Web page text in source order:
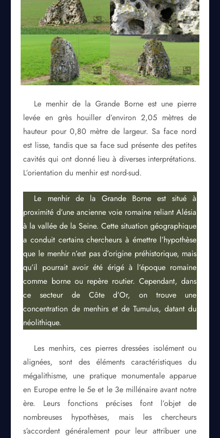
Le menhir de la Grande Borne est une pierre
levée en grès houiller d’environ 2,05 mètres de
hauteur pour 0,80 mètre de largeur. Sa face nord
est lisse, tandis que sa face sud présente des petites
cavités qui ont donné lieu à diverses interprétations.
L’orientation du menhir est nord-sud.
Le menhir de la Grande Borne est situé à
proximité d’une ancienne voie romaine reliant Alésia
à la vallée de la Seine. Cette situation géographique
a conduit certains chercheurs à émettre l’hypothèse
que le menhir n’est pas d’origine préhistorique, mais
qu’il pourrait avoir été érigé à l’époque romaine
comme borne ou repère routier. Cependant, dans
ce secteur de Côte d’Or, on trouve une
concentration de menhirs et de Tumulus, datant du
néolithique.
Les menhirs, ces pierres dressées isolément ou
alignées, sont des éléments caractéristiques du
mégalithisme, une pratique monumentale apparue
en Europe entre le 5e et le 3e millénaire avant notre
ère. Leurs fonctions précises font l’objet de
nombreuses hypothèses, mais les chercheurs
s’accordent généralement pour leur attribuer une